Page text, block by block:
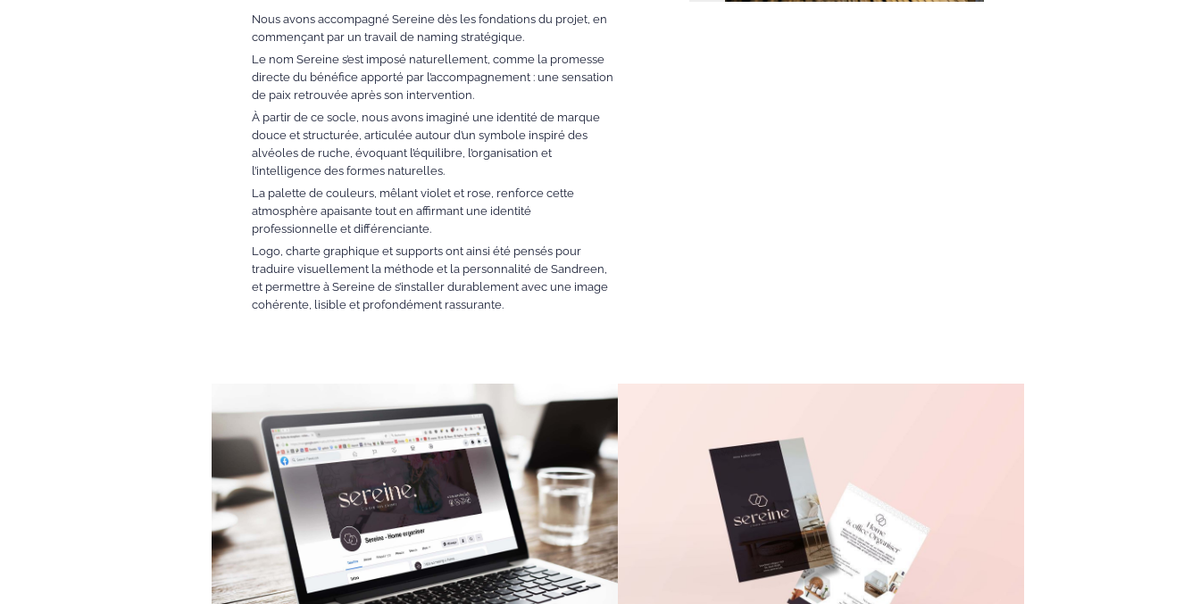
Nous avons accompagné Sereine dès les fondations du projet, en
commençant par un travail de naming stratégique.
Le nom Sereine s’est imposé naturellement, comme la promesse
directe du bénéfice apporté par l’accompagnement : une sensation
de paix retrouvée après son intervention.
À partir de ce socle, nous avons imaginé une identité de marque
douce et structurée, articulée autour d’un symbole inspiré des
alvéoles de ruche, évoquant l’équilibre, l’organisation et
l’intelligence des formes naturelles.
La palette de couleurs, mêlant violet et rose, renforce cette
atmosphère apaisante tout en affirmant une identité
professionnelle et différenciante.
Logo, charte graphique et supports ont ainsi été pensés pour
traduire visuellement la méthode et la personnalité de Sandreen,
et permettre à Sereine de s’installer durablement avec une image
cohérente, lisible et profondément rassurante.